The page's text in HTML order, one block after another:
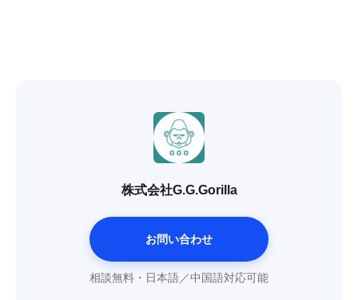
株式会社G.G.Gorilla
お問い合わせ
相談無料・日本語／中国語対応可能